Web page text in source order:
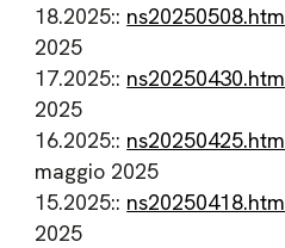
18.2025:: ns20250508.htm
2025
17.2025:: ns20250430.htm
2025
16.2025:: ns20250425.htm
maggio 2025
15.2025:: ns20250418.htm
2025